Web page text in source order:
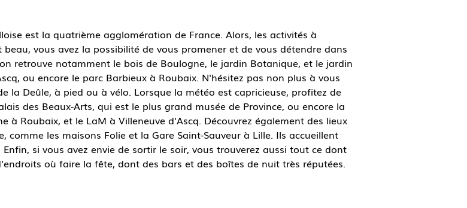
est la quatrième agglomération de France. Alors, les activités à
vous avez la possibilité de vous promener et de vous détendre dans
retrouve notamment le bois de Boulogne, le jardin Botanique, et le jardin
ou encore le parc Barbieux à Roubaix. N'hésitez pas non plus à vous
la Deûle, à pied ou à vélo. Lorsque la météo est capricieuse, profitez de
des Beaux-Arts, qui est le plus grand musée de Province, ou encore la
à Roubaix, et le LaM à Villeneuve d'Ascq. Découvrez également des lieux
les maisons Folie et la Gare Saint-Sauveur à Lille. Ils accueillent
si vous avez envie de sortir le soir, vous trouverez aussi tout ce dont
où faire la fête, dont des bars et des boîtes de nuit très réputées.